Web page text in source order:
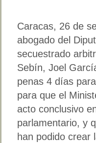
Caracas, 26 de
abogado del
secuestrado
Sebín, Joel
penas 4 días
para que el
acto conclusivo
parlamentario, y
han podido crear